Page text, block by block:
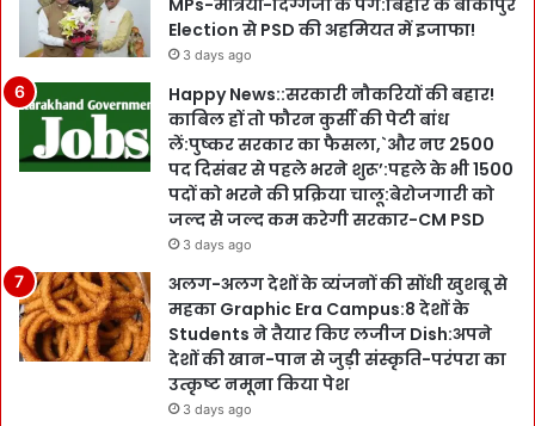
MPs-मंत्रियों-दिग्गजों के पग:बिहार के बांकीपुर
Election से PSD की अहमियत में इजाफा!
3 days ago
Happy News::सरकारी नौकरियों की बहार!
काबिल हों तो फौरन कुर्सी की पेटी बांध
लें:पुष्कर सरकार का फैसला,`और नए 2500
पद दिसंबर से पहले भरने शुरू’:पहले के भी 1500
पदों को भरने की प्रक्रिया चालू:बेरोजगारी को
जल्द से जल्द कम करेगी सरकार-CM PSD
3 days ago
अलग-अलग देशों के व्यंजनों की सोंधी खुशबू से
महका Graphic Era Campus:8 देशों के
Students ने तैयार किए लजीज Dish:अपने
देशों की खान-पान से जुड़ी संस्कृति-परंपरा का
उत्कृष्ट नमूना किया पेश
3 days ago